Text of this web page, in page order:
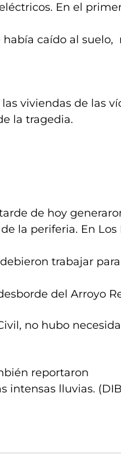
En el
caído al suelo,
viviendas de las
la tragedia.
de hoy
la periferia. En Los
trabajar
del Arroyo
no hubo
reportaron
intensas lluvias.